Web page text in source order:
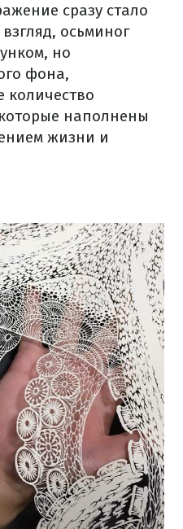
сразу стало
осьминог
но
фона,
количество
наполнены
жизни и